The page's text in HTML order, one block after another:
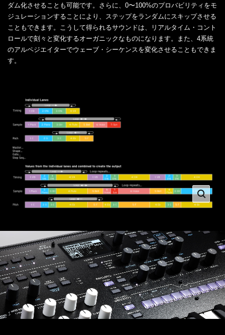
ダム化させることも可能です。さらに、0〜100%のプロバビリティをモ
ジュレーションすることにより、ステップをランダムにスキップさせる
こともできます。こうして得られるサウンドは、リアルタイム・コント
ロールで刻々と変化するオーガニックなものになります。また、4系統
のアルペジエイターでウェーブ・シーケンスを変化させることもできま
す。